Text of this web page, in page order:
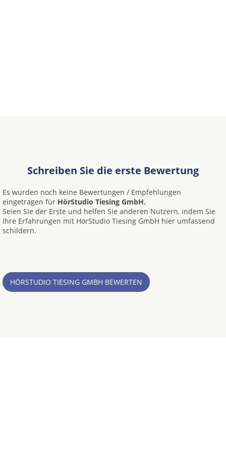
Schreiben Sie die erste Bewertung
Es wurden noch keine Bewertungen / Empfehlungen
eingetragen für HörStudio Tiesing GmbH.
Seien Sie der Erste und helfen Sie anderen Nutzern, indem Sie
Ihre Erfahrungen mit HörStudio Tiesing GmbH hier umfassend
schildern.
HÖRSTUDIO TIESING GMBH BEWERTEN